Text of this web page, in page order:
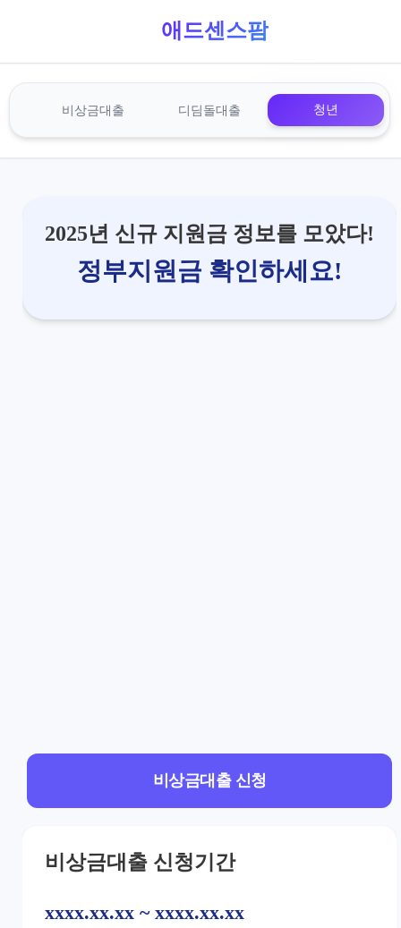
애드센스팜
비상금대출 디딤돌대출 청년
비상금대출 디딤돌대출 청년
2025년 신규 지원금 정보를 모았다!
정부지원금 확인하세요!
비상금대출 신청
비상금대출 신청기간
xxxx.xx.xx ~ xxxx.xx.xx